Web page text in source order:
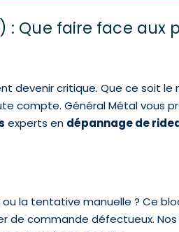
Que faire face aux
devenir critique. Que ce soit le
compte. Général Métal vous
experts en dépannage de
la tentative manuelle ? Ce
de commande défectueux.